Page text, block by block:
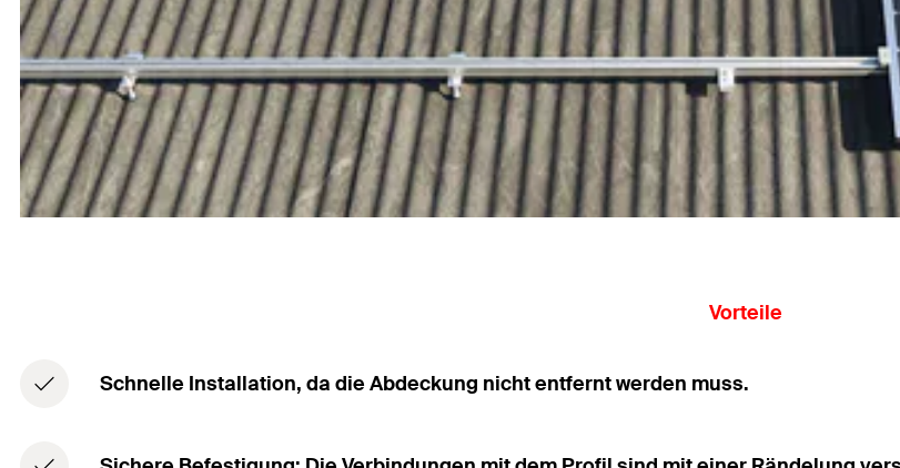
Vorteile
Schnelle Installation, da die Abdeckung nicht entfernt werden muss.